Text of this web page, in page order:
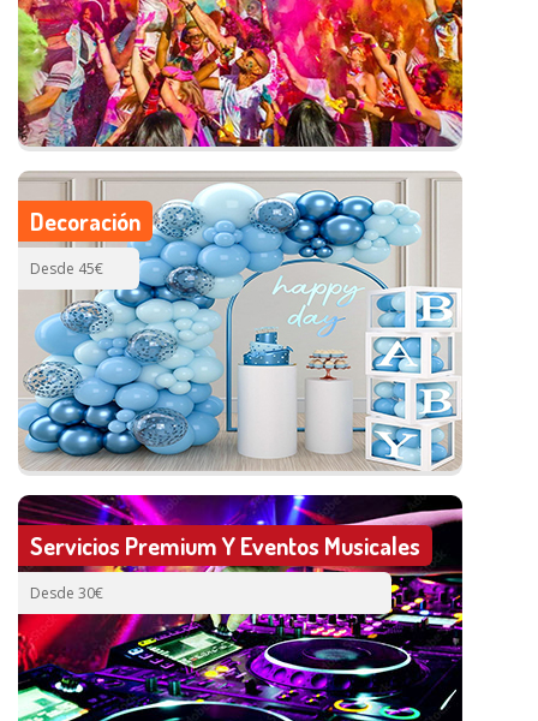
Decoración
Desde 45€
Servicios Premium Y Eventos Musicales
Desde 30€